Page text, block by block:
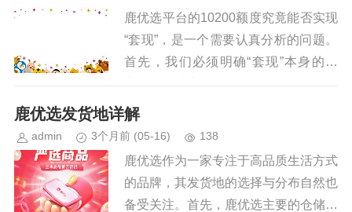
鹿优选平台的10200额度究竟能否实现
“套现”，是一个需要认真分析的问题。
首先，我们必须明确“套现”本身的含
义：将无法立即使用的资源转换为现金
流，从而获得可支配资金。从这个角度
鹿优选发货地详解
admin 3个月前 (05-16) 138
鹿优选作为一家专注于高品质生活方式
的品牌，其发货地的选择与分布自然也
备受关注。首先，鹿优选主要的仓储地